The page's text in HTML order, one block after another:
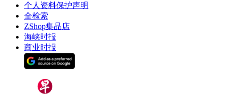
个人资料保护声明
全检索
ZShop集品店
海峡时报
商业时报